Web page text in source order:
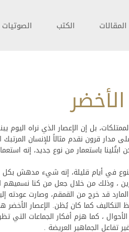
المقالات الكتب الصوتيات
بل إن الإعصار الذي نراه
قرون نقدم مثالاً للإنسان المرتبك
باستعمار من نوع جديد، إنه
في أيام قليلة، إنه شيء مدهش
، وذلك من خلال جعل من كنا نسميهم
قد خرج من القمقم، وصارت عودته
كما كان يُظن. الإعصار الأخضر
، كما هزم أفكار الجماعات التي
الجماهير العريضة .